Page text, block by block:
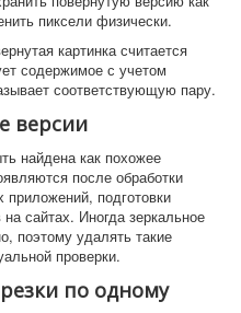
пиксели физически.
картинка считается
содержимое с учетом
соответствующую пару.
версии
найдена как похожее
после обработки
приложений, подготовки
сайтах. Иногда зеркальное
поэтому удалять такие
проверки.
по одному